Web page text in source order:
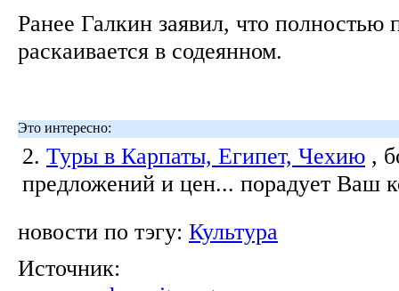
Ранее Галкин заявил, что полностью
раскаивается в содеянном.
Это интересно:
2. Туры в Карпаты, Египет, Чехию ,
предложений и цен... порадует Ваш
новости по тэгу: Культура
Источник: